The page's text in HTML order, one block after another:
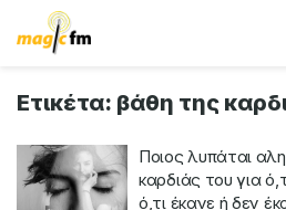
Ετικέτα: βάθη της
Ποιος λυπάται
καρδιάς του για
ό,τι έκανε ή δεν